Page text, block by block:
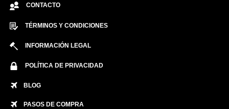
CONTACTO
TÉRMINOS Y CONDICIONES
INFORMACIÓN LEGAL
POLÍTICA DE PRIVACIDAD
BLOG
PASOS DE COMPRA